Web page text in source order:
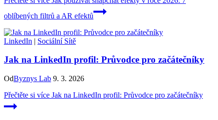
oblíbených filtrů a AR efektů
LinkedIn | Sociální Sítě
Jak na LinkedIn profil: Průvodce pro začátečníky
OdByznys Lab 9. 3. 2026
Přečtěte si více Jak na LinkedIn profil: Průvodce pro začátečníky